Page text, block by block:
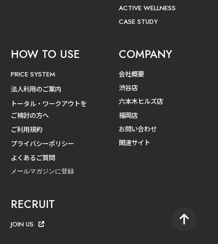
ACTIVE WELLNESS
CASE STUDY
HOW TO USE
PRICE SYSTEM
法人利用のご案内
トータル・ワークアウトを
ご検討の方へ
ご利用規約
プライバシーポリシー
よくあるご質問
メールマガジンに登録
COMPANY
会社概要
渋谷店
六本木ヒルズ店
福岡店
お問い合わせ
関連サイト
RECRUIT
JOIN US